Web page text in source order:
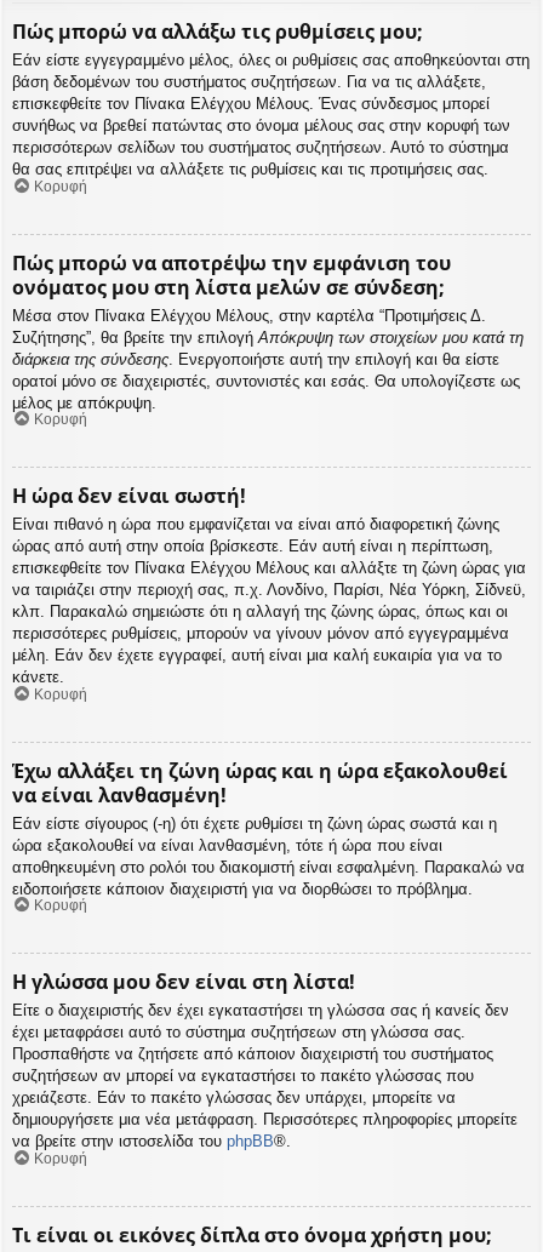
Πώς μπορώ να αλλάξω τις ρυθμίσεις μου;
Εάν είστε εγγεγραμμένο μέλος, όλες οι ρυθμίσεις σας αποθηκεύονται στη
βάση δεδομένων του συστήματος συζητήσεων. Για να τις αλλάξετε,
επισκεφθείτε τον Πίνακα Ελέγχου Μέλους. Ένας σύνδεσμος μπορεί
συνήθως να βρεθεί πατώντας στο όνομα μέλους σας στην κορυφή των
περισσότερων σελίδων του συστήματος συζητήσεων. Αυτό το σύστημα
θα σας επιτρέψει να αλλάξετε τις ρυθμίσεις και τις προτιμήσεις σας.
Κορυφή
Πώς μπορώ να αποτρέψω την εμφάνιση του
ονόματος μου στη λίστα μελών σε σύνδεση;
Μέσα στον Πίνακα Ελέγχου Μέλους, στην καρτέλα “Προτιμήσεις Δ.
Συζήτησης”, θα βρείτε την επιλογή Απόκρυψη των στοιχείων μου κατά τη
διάρκεια της σύνδεσης . Ενεργοποιήστε αυτή την επιλογή και θα είστε
ορατοί μόνο σε διαχειριστές, συντονιστές και εσάς. Θα υπολογίζεστε ως
μέλος με απόκρυψη.
Κορυφή
Η ώρα δεν είναι σωστή!
Είναι πιθανό η ώρα που εμφανίζεται να είναι από διαφορετική ζώνης
ώρας από αυτή στην οποία βρίσκεστε. Εάν αυτή είναι η περίπτωση,
επισκεφθείτε τον Πίνακα Ελέγχου Μέλους και αλλάξτε τη ζώνη ώρας για
να ταιριάζει στην περιοχή σας, π.χ. Λονδίνο, Παρίσι, Νέα Υόρκη, Σίδνεϋ,
κλπ. Παρακαλώ σημειώστε ότι η αλλαγή της ζώνης ώρας, όπως και οι
περισσότερες ρυθμίσεις, μπορούν να γίνουν μόνον από εγγεγραμμένα
μέλη. Εάν δεν έχετε εγγραφεί, αυτή είναι μια καλή ευκαιρία για να το
κάνετε.
Κορυφή
Έχω αλλάξει τη ζώνη ώρας και η ώρα εξακολουθεί
να είναι λανθασμένη!
Εάν είστε σίγουρος (-η) ότι έχετε ρυθμίσει τη ζώνη ώρας σωστά και η
ώρα εξακολουθεί να είναι λανθασμένη, τότε ή ώρα που είναι
αποθηκευμένη στο ρολόι του διακομιστή είναι εσφαλμένη. Παρακαλώ να
ειδοποιήσετε κάποιον διαχειριστή για να διορθώσει το πρόβλημα.
Κορυφή
Η γλώσσα μου δεν είναι στη λίστα!
Είτε ο διαχειριστής δεν έχει εγκαταστήσει τη γλώσσα σας ή κανείς δεν
έχει μεταφράσει αυτό το σύστημα συζητήσεων στη γλώσσα σας.
Προσπαθήστε να ζητήσετε από κάποιον διαχειριστή του συστήματος
συζητήσεων αν μπορεί να εγκαταστήσει το πακέτο γλώσσας που
χρειάζεστε. Εάν το πακέτο γλώσσας δεν υπάρχει, μπορείτε να
δημιουργήσετε μια νέα μετάφραση. Περισσότερες πληροφορίες μπορείτε
να βρείτε στην ιστοσελίδα του phpBB®.
Κορυφή
Τι είναι οι εικόνες δίπλα στο όνομα χρήστη μου;